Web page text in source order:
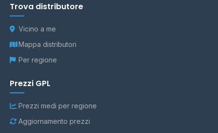
Trova distributore
Vicino a me
Mappa distributori
Per regione
Prezzi GPL
Prezzi medi per regione
Aggiornamento prezzi